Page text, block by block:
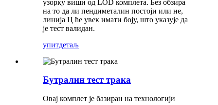
узорку виши од LOD комплета. Без обзира
на то да ли пендиметалин постоји или не,
линија Ц ће увек имати боју, што указује да
је тест валидан.
упитдетаљ
Бутралин тест трака
Овај комплет је базиран на технологији